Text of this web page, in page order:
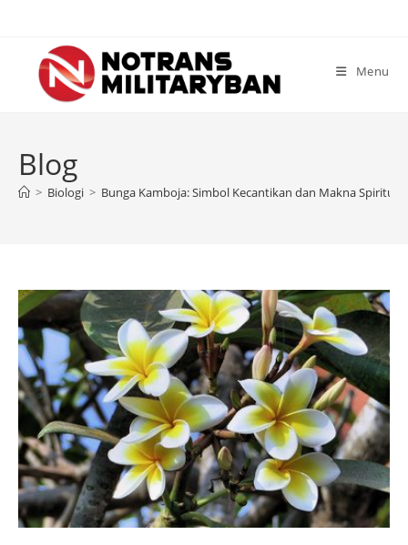
content
Menu
Blog
> Biologi > Bunga Kamboja: Simbol Kecantikan dan Makna Spiritual